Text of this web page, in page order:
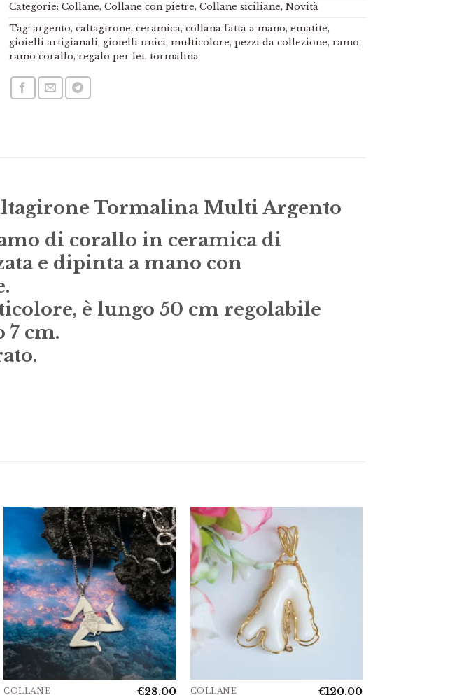
Categorie: Collane, Collane con pietre, Collane siciliane, Novità
Tag: argento, caltagirone, ceramica, collana fatta a mano, ematite,
gioielli artigianali, gioielli unici, multicolore, pezzi da collezione, ramo,
ramo corallo, regalo per lei, tormalina
Tormalina Multi Argento
di corallo in ceramica di
e dipinta a mano con
è lungo 50 cm regolabile
7 cm.
COLLANE €28.00 COLLANE €120.00